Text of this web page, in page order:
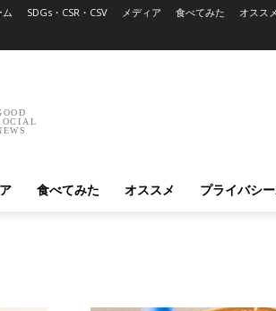
ム SDGs・CSR・CSV メディア 食べてみた オススメ
食べてみた オススメ プライバシ